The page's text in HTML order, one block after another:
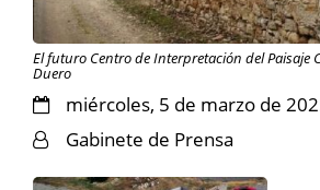
El futuro Centro de Interpretación del Paisaje
Duero
miércoles, 5 de marzo de
Gabinete de Prensa